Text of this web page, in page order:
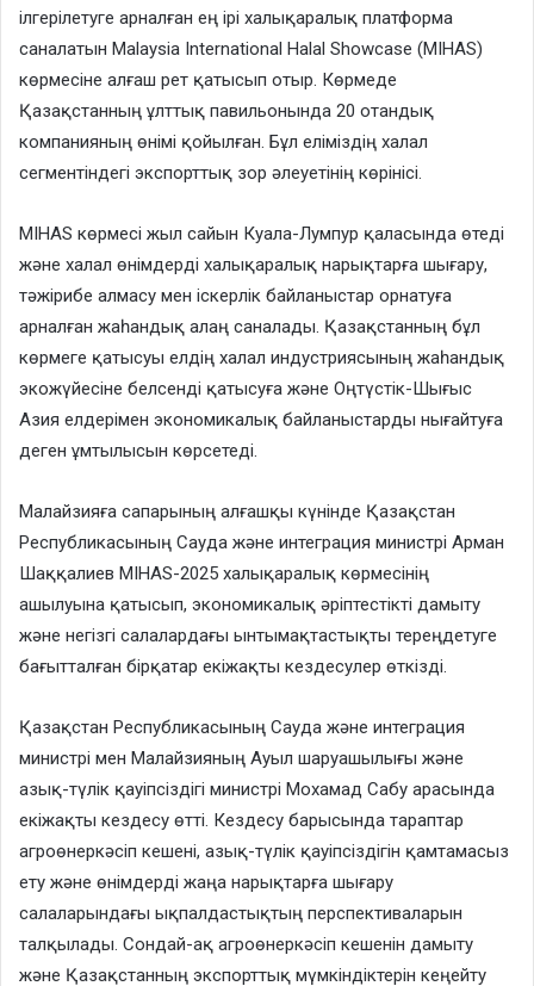
ілгерілетуге арналған ең ірі халықаралық платформа
саналатын Malaysia International Halal Showcase (MIHAS)
көрмесіне алғаш рет қатысып отыр. Көрмеде
Қазақстанның ұлттық павильонында 20 отандық
компанияның өнімі қойылған. Бұл еліміздің халал
сегментіндегі экспорттық зор әлеуетінің көрінісі.
MIHAS көрмесі жыл сайын Куала-Лумпур қаласында өтеді
және халал өнімдерді халықаралық нарықтарға шығару,
тәжірибе алмасу мен іскерлік байланыстар орнатуға
арналған жаһандық алаң саналады. Қазақстанның бұл
көрмеге қатысуы елдің халал индустриясының жаһандық
экожүйесіне белсенді қатысуға және Оңтүстік-Шығыс
Азия елдерімен экономикалық байланыстарды нығайтуға
деген ұмтылысын көрсетеді.
Малайзияға сапарының алғашқы күнінде Қазақстан
Республикасының Сауда және интеграция министрі Арман
Шаққалиев MIHAS-2025 халықаралық көрмесінің
ашылуына қатысып, экономикалық әріптестікті дамыту
және негізгі салалардағы ынтымақтастықты тереңдетуге
бағытталған бірқатар екіжақты кездесулер өткізді.
Қазақстан Республикасының Сауда және интеграция
министрі мен Малайзияның Ауыл шаруашылығы және
азық-түлік қауіпсіздігі министрі Мохамад Сабу арасында
екіжақты кездесу өтті. Кездесу барысында тараптар
агроөнеркәсіп кешені, азық-түлік қауіпсіздігін қамтамасыз
ету және өнімдерді жаңа нарықтарға шығару
салаларындағы ықпалдастықтың перспективаларын
талқылады. Сондай-ақ агроөнеркәсіп кешенін дамыту
және Қазақстанның экспорттық мүмкіндіктерін кеңейту